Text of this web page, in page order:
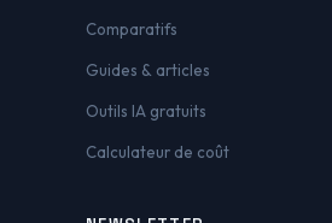
Comparatifs
Guides & articles
Outils IA gratuits
Calculateur de coût